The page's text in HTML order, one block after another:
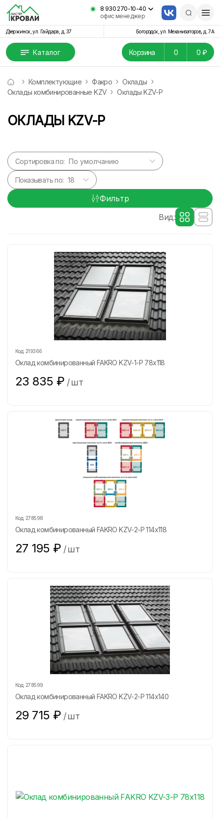
8 930 270-10-40
офис менеджер
Дзержинск, ул. Гайдара, д. 37 Богородск, ул. Механизаторов, д. 7А
Каталог Корзина 0 0 ₽
Комплектующие Факро
Оклады
Оклады комбинированные KZV
Оклады KZV-P
ОКЛАДЫ KZV-P
Сортировка по:
Показывать по:
Фильтр
Вид:
Код: 219366
Оклад комбинированный FAKRO KZV-1-P 78х118
23 835 ₽ /шт
Код: 278598
Оклад комбинированный FAKRO KZV-2-P 114х118
27 195 ₽ /шт
Код: 278599
Оклад комбинированный FAKRO KZV-2-P 114х140
29 715 ₽ /шт